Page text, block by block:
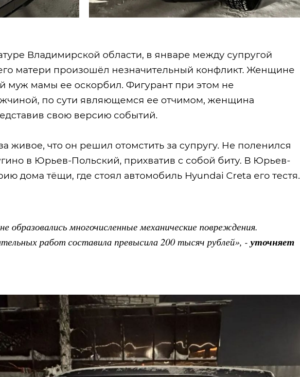
Владимирской области, в январе между супругой
матери произошёл незначительный конфликт. Женщине
муж мамы ее оскорбил. Фигурант при этом не
по сути являющемся ее отчимом, женщина
свою версию событий.
живое, что он решил отомстить за супругу. Не поленился
в Юрьев-Польский, прихватив с собой биту. В Юрьев-
дома тёщи, где стоял автомобиль Hyundai Creta его тестя.
образовались многочисленные механические повреждения.
работ составила превысила 200 тысяч рублей», - уточняет